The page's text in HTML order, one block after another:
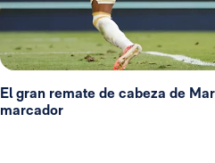
El gran remate de cabeza de
marcador